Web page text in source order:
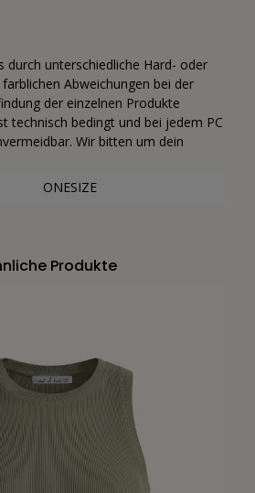
durch unterschiedliche Hard- oder
Abweichungen bei der
der einzelnen Produkte
technisch bedingt und bei jedem PC
Wir bitten um dein
ONESIZE
Produkte